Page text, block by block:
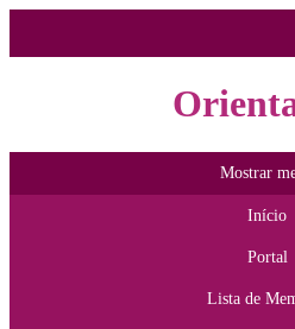
Mostrar
Início
Portal
Lista de